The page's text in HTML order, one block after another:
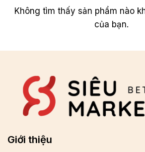
Không tìm thấy sản phẩm nào
của bạn.
Giới thiệu